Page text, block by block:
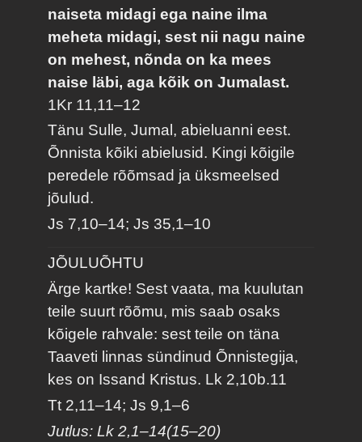
naiseta midagi ega naine ilma
meheta midagi, sest nii nagu naine
on mehest, nõnda on ka mees
naise läbi, aga kõik on Jumalast.
1Kr 11,11–12
Tänu Sulle, Jumal, abieluanni eest.
Õnnista kõiki abielusid. Kingi kõigile
peredele rõõmsad ja üksmeelsed
jõulud.
Js 7,10–14; Js 35,1–10
JÕULUÕHTU
Ärge kartke! Sest vaata, ma kuulutan
teile suurt rõõmu, mis saab osaks
kõigele rahvale: sest teile on täna
Taaveti linnas sündinud Õnnistegija,
kes on Issand Kristus. Lk 2,10b.11
Tt 2,11–14; Js 9,1–6
Jutlus: Lk 2,1–14(15–20)